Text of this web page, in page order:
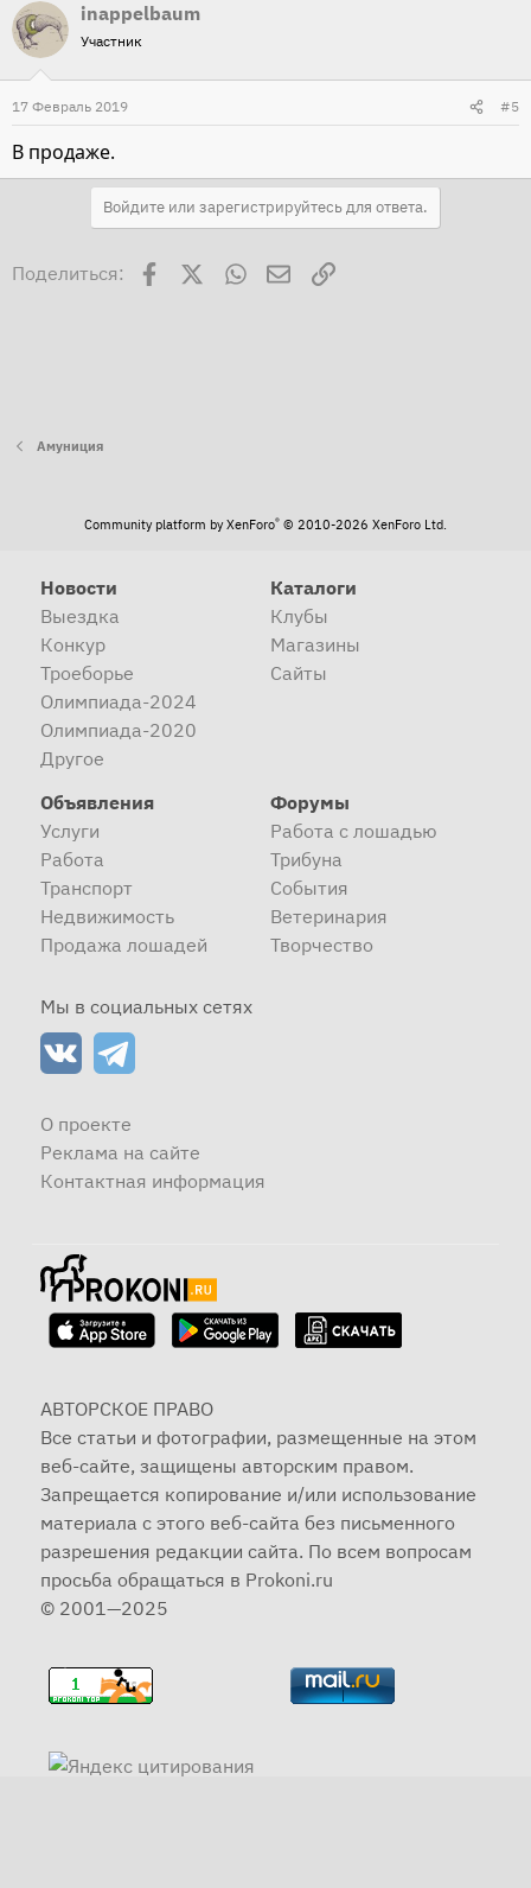
inappelbaum
Участник
17 Февраль 2019 #5
В продаже.
Войдите или зарегистрируйтесь для ответа.
Поделиться: Facebook WhatsAppЭлектронная почта
Ссылка
Амуниция
Community platform by XenForo® © 2010-2026 XenForo Ltd.
Новости
Выездка
Конкур
Троеборье
Олимпиада-2024
Олимпиада-2020
Другое
Каталоги
Клубы
Магазины
Сайты
Объявления
Услуги
Работа
Транспорт
Недвижимость
Продажа лошадей
Форумы
Работа с лошадью
Трибуна
События
Ветеринария
Творчество
Мы в социальных сетях
О проекте
Реклама на сайте
Контактная информация
АВТОРСКОЕ ПРАВО
Все статьи и фотографии, размещенные на этом
веб-сайте, защищены авторским правом.
Запрещается копирование и/или использование
материала с этого веб-сайта без письменного
разрешения редакции сайта. По всем вопросам
просьба обращаться в Prokoni.ru
© 2001—2025